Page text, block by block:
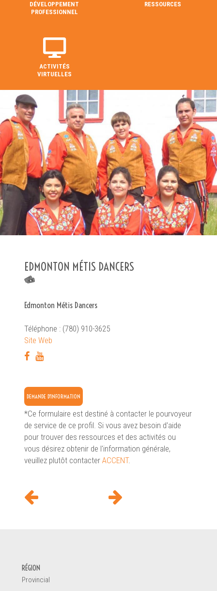
DÉVELOPPEMENT
PROFESSIONNEL
RESSOURCES
ACTIVITÉS
VIRTUELLES
RECHERCHE DANS LE RÉPERTOIRE
RECHERCHER Recherche avancée
EDMONTON MÉTIS DANCERS
Edmonton Métis Dancers
Téléphone : (780) 910-3625
Site Web
DEMANDE D'INFORMATION
*Ce formulaire est destiné à contacter le pourvoyeur
de service de ce profil. Si vous avez besoin d'aide
pour trouver des ressources et des activités ou
vous désirez obtenir de l'information générale,
veuillez plutôt contacter ACCENT.
Votre nom *
RÉGION
Provincial